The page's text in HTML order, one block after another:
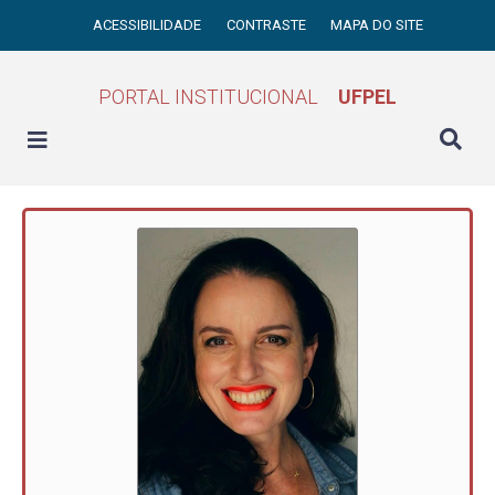
ACESSIBILIDADE CONTRASTE MAPA DO SITE
PORTAL INSTITUCIONAL UFPEL